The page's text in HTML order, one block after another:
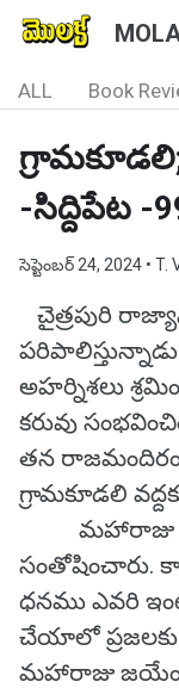
ALL Book
-సిద్దిపేట -
సెప్టెంబర్ 24, 2024 • T.
చైత్రపురి
అహర్నిశలు
కరువు
తన
గ్రామకూడలి
మహారాజు
సంతోషించారు.
ధనము ఎవరి
చేయాలో ప్రజలకు
మహారాజు